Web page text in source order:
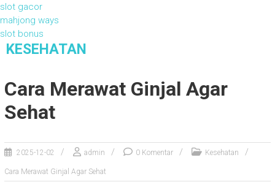
slot gacor
mahjong ways
slot bonus
o
e
KESEHATAN
Cara Merawat Ginjal Agar
Sehat
2025-12-02 admin 0 Komentar Kesehatan
Cara Merawat Ginjal Agar Sehat